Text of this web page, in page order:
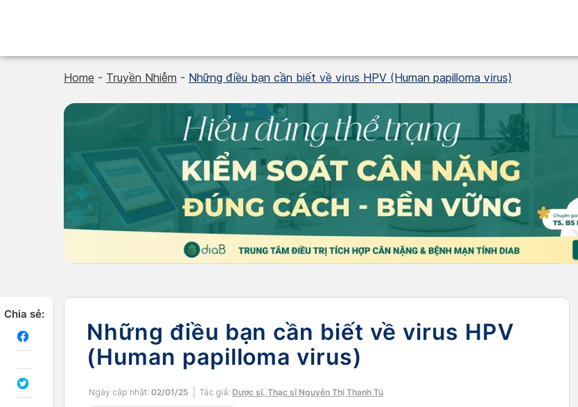
Home - Truyền Nhiễm - Những điều bạn cần biết về virus HPV (Human papilloma virus)
Chia sẻ:
Những điều bạn cần biết về virus HPV
(Human papilloma virus)
Ngày cập nhật: 02/01/25 Tác giả: Dược sĩ, Thạc sĩ Nguyễn Thị Thanh Tú